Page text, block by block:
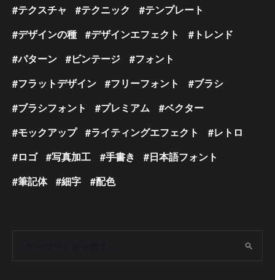
テクスチャ
テクニック
テンプレート
デザインの種
デザインエフェクト
トレンド
パターン
ビンテージ
フォント
フラットデザイン
フリーフォント
ブラシ
ブラシフォント
プレミアム
ベクター
モックアップ
ライティングエフェクト
レトロ
ロゴ
写真加工 手書き
日本語フォント
筆記体
細字 配色